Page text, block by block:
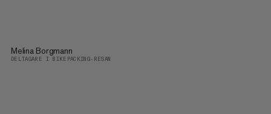
Melina Borgmann
DELTAGARE I BIKEPACKING-RESAN